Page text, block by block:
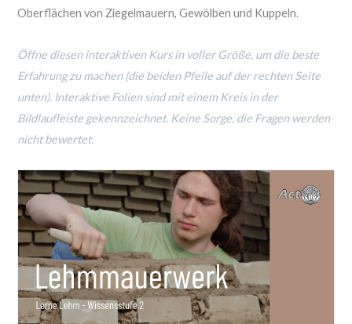
Oberflächen von Ziegelmauern, Gewölben und Kuppeln.
Öffne diesen interaktiven Kurs in voller Größe, um die beste
Erfahrung zu machen (die beiden Pfeile auf der rechten Seite
unten). Interaktive Folien sind mit einem Kreis in der
Bildlaufleiste gekennzeichnet. Keine Sorge, die Fragen werden
nicht bewertet.